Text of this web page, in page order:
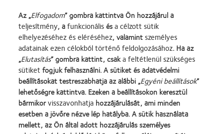
Learn
more
about
2013.
évi
Silmo
d’Or
díj
a
legjobb
termékért
–
Learn
more
about
„Contact
Lens
Product
of
the
Year”,
2013
Learn
more
about
Magyar
Vakok
és
Gyengénlátók
Országos
Szövetsége
Learn
more
about
"BCLA
Award",
2019
Termékeink
Kapcsolat
Adatvédelmi irányelvek
Szolgáltatási feltételek
Hozzászólásokkal kapcsolatos
irányelvek
Cookie szabályzat
Fogyasztói weboldal
Általános Szerződési Feltételek
Hozzájárulási beállítások
kezelése
Az „Elfogadom” gombra kattintva Ön hozzájárul a
teljesítmény, afunkcionálisésa célzott sütik
elhelyezéséhez és eléréséhez, valamintszemélyes
adatainak ezen célokból történő feldolgozásához. Ha az
„Elutasítás” gombra kattint, csaka feltétlenül szükséges
sütiket fogjuk felhasználni. A sütiket és adatvédelmi
beállításokat testreszabhatja az alábbi „Egyéni beállítások”
lehetőségre kattintva. Ezeken a beállításokon keresztül
bármikorvisszavonhatjahozzájárulását, ami minden
esetben a jövőre nézve lép hatályba. A sütik használata
mellett, az Ön által adott hozzájárulás személyes